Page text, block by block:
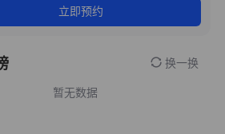
立即预约
换一换
暂无数据